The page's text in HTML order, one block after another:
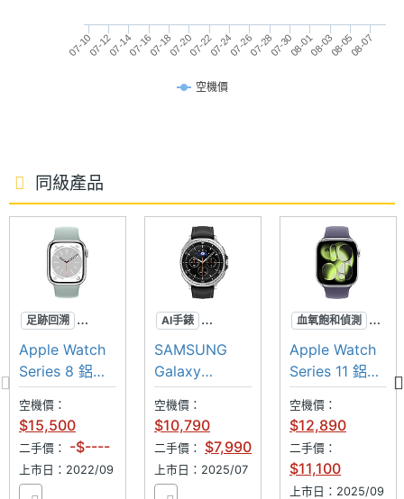
◎ Retina 觸控螢幕
◎ 4G 連網（eSIM 服務）、Wi-Fi 4、藍牙 5.0、GPS
◎ 第 3 代光學心率感測器
◎ IP6X 防塵等級、5ATM 防水等級
◎ 心率偵測、睡眠監測、ECG 心電圖測量、血氧濃度
◎ 車禍偵測、跌倒偵測、足跡回溯功能、噪音監測
◎ 18 小時電力續航
◎ USB-C 磁性充電連接線
上述內容提到偵測功能的測量結果僅為參考，不能作
爲診斷和治療依據。
Yes
b, g, n, n(2.4GHz), n(5GHz)
藍牙 Yes
藍牙版
衛星定
位
BeiDou, GLONASS, GPS
聲控操
作
Yes
手勢操
作
Yes
空機價
07-1007-1207-1407-1607-1807-2007-2207-2407-2607-2807-3008-0108-0308-0508-07
同級產品
足跡回溯
體溫感測
車禍偵測
Apple Watch
Series 8 鋁金
屬 LTE 45mm
空機價：
$15,500
二手價： -$----
上市日：2022/09
AI手錶
跌倒偵測
血氧飽和偵測
SAMSUNG
Galaxy
Watch8
Classic
空機價：
$10,790
二手價： $7,990
上市日：2025/07
血氧飽和偵測
高血壓偵測
鋁金屬
Apple Watch
Series 11 鋁金
屬 46mm
空機價：
$12,890
二手價：
$11,100
上市日：2025/09